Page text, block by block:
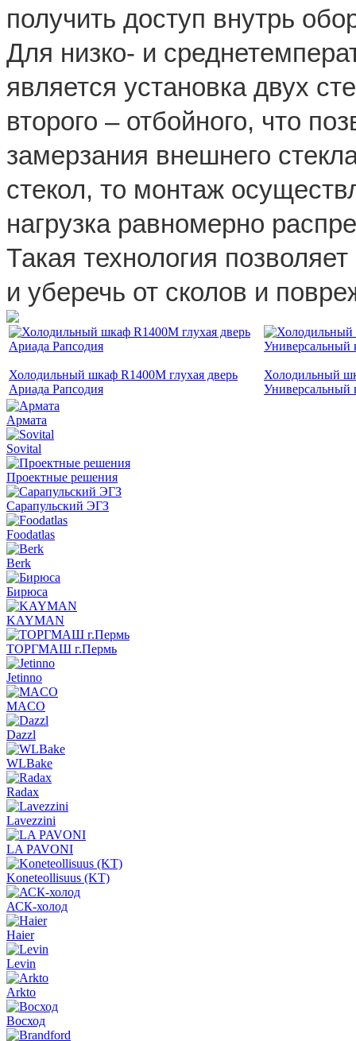
получить доступ внутрь
Для низко- и
является установка двух
второго – отбойного, что
замерзания внешнего
стекол, то монтаж
нагрузка равномерно
Такая технология
и уберечь от сколов и
Холодильный шкаф R1400M глухая дверь
Ариада Рапсодия
Холодильный
Универсальный
Армата
Sovital
Проектные решения
Сарапульский ЭГЗ
Foodatlas
Berk
Бирюса
KAYMAN
ТОРГМАШ г.Пермь
Jetinno
MACO
Dazzl
WLBake
Radax
Lavezzini
LA PAVONI
Koneteollisuus (KT)
АСК-холод
Haier
Levin
Arkto
Восход